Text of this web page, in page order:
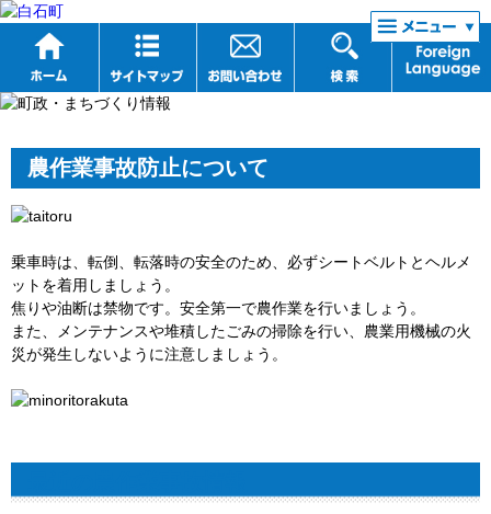
リンク集
農作業事故防止について
乗車時は、転倒、転落時の安全のため、必ずシートベルトとヘルメ
ットを着用しましょう。
焦りや油断は禁物です。安全第一で農作業を行いましょう。
また、メンテナンスや堆積したごみの掃除を行い、農業用機械の火
災が発生しないように注意しましょう。